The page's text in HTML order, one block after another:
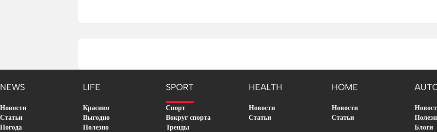
NEWS LIFE SPORT HEALTH HOME
Новости
Статьи
Погода
Красиво
Выгодно
Полезно
Спорт
Вокруг спорта
Тренды
Новости
Статьи
Новости
Статьи
Блоги